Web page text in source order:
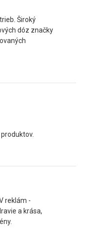
Široký
dóz značky
reklám -
a krása,